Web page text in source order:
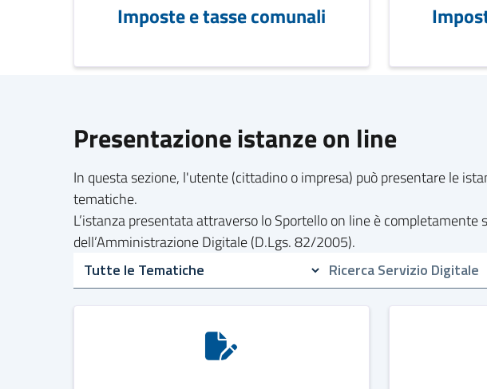
Imposte e tasse comunali
Presentazione istanze on line
In questa sezione, l'utente (cittadino o impresa) può presentare le
tematiche.
L’istanza presentata attraverso lo Sportello on line è
dell’Amministrazione Digitale (D.Lgs. 82/2005).